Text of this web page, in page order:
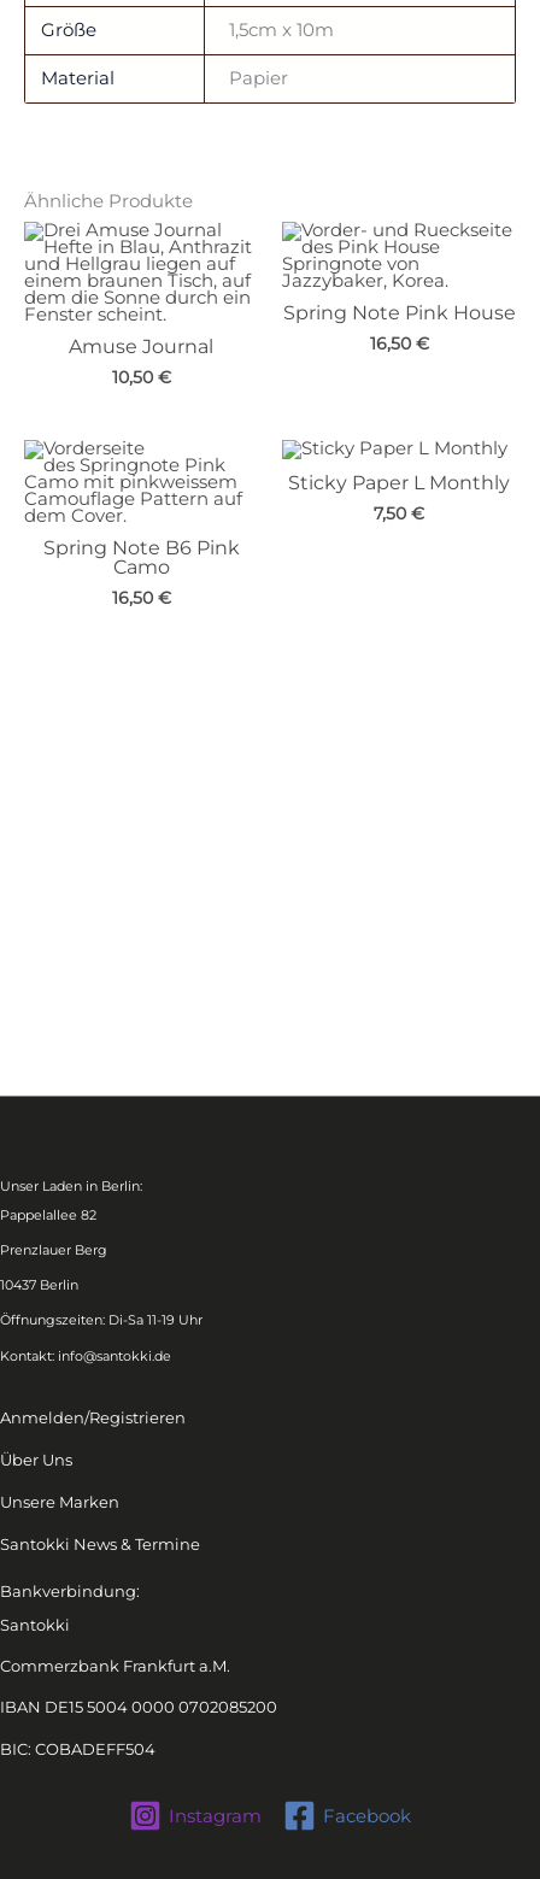
Größe 1,5cm x 10m
Material Papier
Ähnliche Produkte
Amuse Journal
10,50 €
Spring Note Pink House
16,50 €
Spring Note B6 Pink
Camo
16,50 €
Sticky Paper L Monthly
7,50 €
Unser Laden in Berlin:
Pappelallee 82
Prenzlauer Berg
10437 Berlin
Öffnungszeiten: Di-Sa 11-19 Uhr
Kontakt: info@santokki.de
Anmelden/Registrieren
Über Uns
Unsere Marken
Santokki News & Termine
Bankverbindung:
Santokki
Commerzbank Frankfurt a.M.
IBAN DE15 5004 0000 0702085200
BIC: COBADEFF504
Instagram Facebook